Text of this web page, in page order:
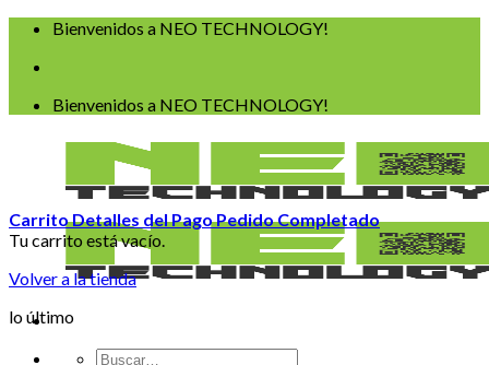
Saltar
contenido
Bienvenidos a NEO TECHNOLOGY!
Bienvenidos a NEO TECHNOLOGY!
Buscar
CarritoDetalles del PagoPedido Completado
Tu carrito está vacío.
Volver a la tienda
lo último